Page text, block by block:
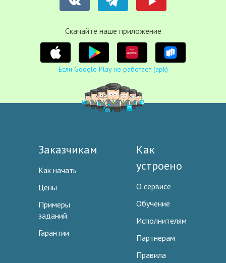
Cкачайте наше приложение
Если Google Play не работает (apk)
Заказчикам
Как начать
Цены
Примеры
заданий
Гарантии
Как
устроено
О сервисе
Обучение
Исполнителям
Партнерам
Правила